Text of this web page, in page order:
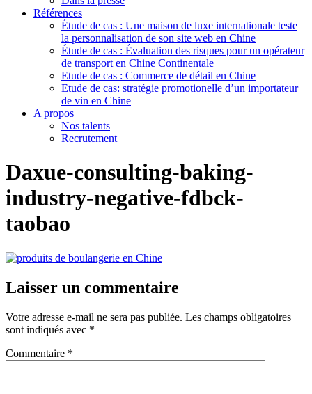
Références
Étude de cas : Une maison de luxe internationale teste
la personnalisation de son site web en Chine
Étude de cas : Évaluation des risques pour un opérateur
de transport en Chine Continentale
Etude de cas : Commerce de détail en Chine
Etude de cas: stratégie promotionelle d’un importateur
de vin en Chine
A propos
Nos talents
Recrutement
Daxue-consulting-baking-
industry-negative-fdbck-
taobao
Laisser un commentaire
Votre adresse e-mail ne sera pas publiée. Les champs obligatoires
sont indiqués avec *
Commentaire *